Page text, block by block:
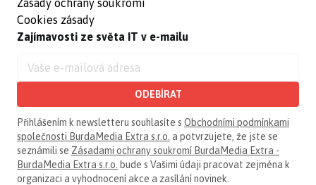
Zásady ochrany soukromí
Cookies zásady
Zajímavosti ze světa IT v e-mailu
ODEBÍRAT
Přihlášením k newsletteru souhlasíte s Obchodními podmínkami
společnosti BurdaMedia Extra s.r.o. a potvrzujete, že jste se
seznámili se Zásadami ochrany soukromí BurdaMedia Extra -
BurdaMedia Extra s.r.o. bude s Vašimi údaji pracovat zejména k
organizaci a vyhodnocení akce a zasílání novinek.